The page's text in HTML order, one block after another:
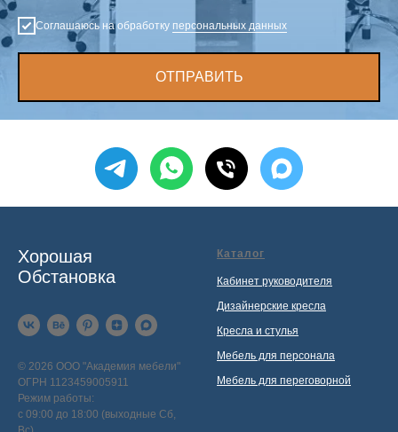
Соглашаюсь на обработку персональных данных
ОТПРАВИТЬ
Хорошая
Обстановка
© 2026 ООО "Академия мебели"
ОГРН 1123459005911
Режим работы:
с 09:00 до 18:00 (выходные Сб,
Каталог
Кабинет руководителя
Дизайнерские кресла
Кресла и стулья
Мебель для персонала
Мебель для переговорной